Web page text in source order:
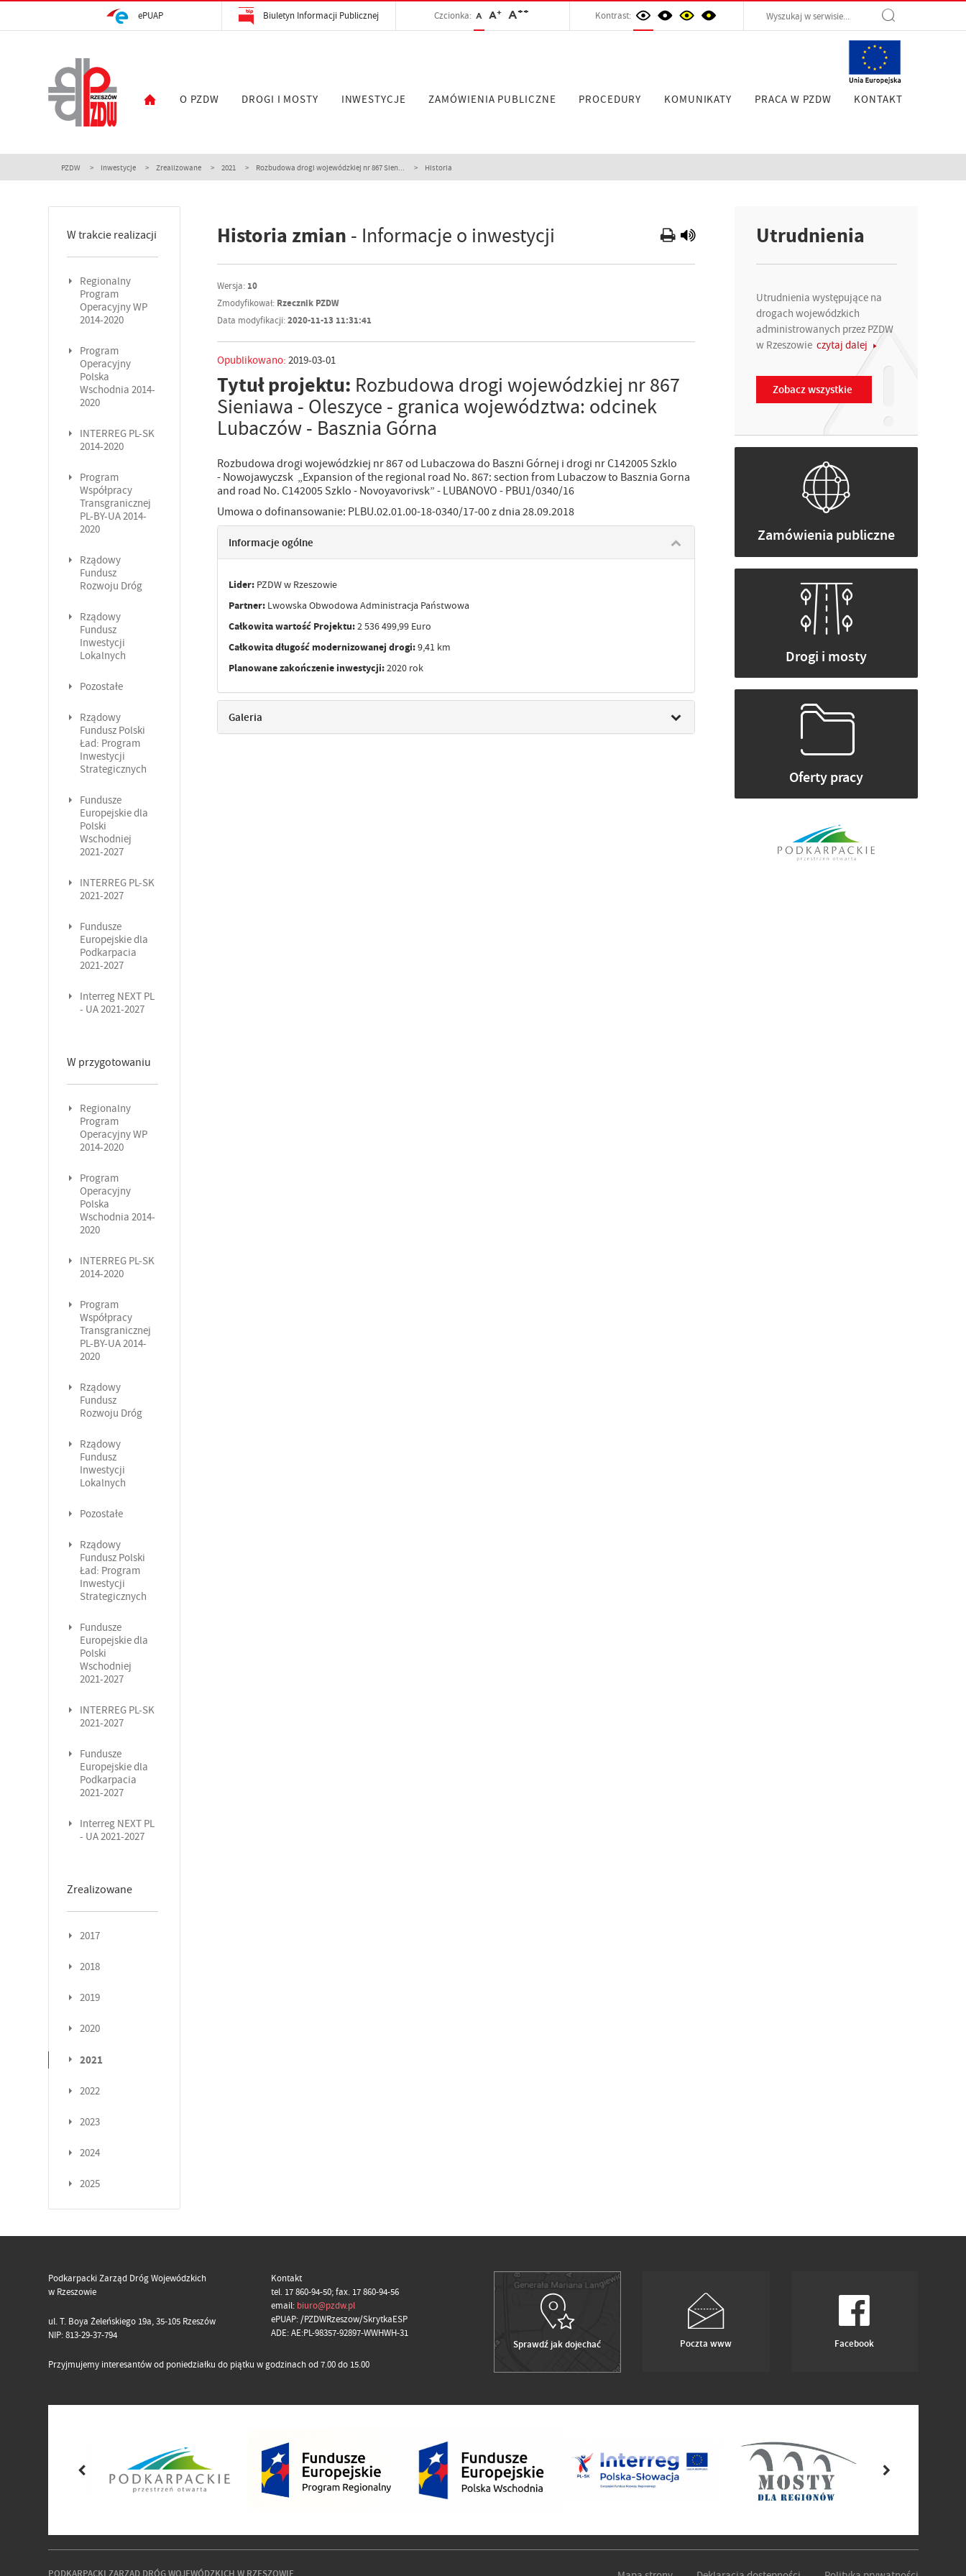
ePUAP Biuletyn Informacji Publicznej Czcionka: A A+ A++ Kontrast:
O PZDW DROGI I MOSTY INWESTYCJE ZAMÓWIENIA PUBLICZNE PROCEDURY KOMUNIKATY PRACA W PZDW KONTAKT
PZDW Inwestycje Zrealizowane 2021 Rozbudowa drogi wojewódzkiej nr 867 Sien... Historia
W trakcie realizacji
Regionalny
Program
Operacyjny WP
2014-2020
Program
Operacyjny
Polska
Wschodnia 2014-
2020
INTERREG PL-SK
2014-2020
Program
Współpracy
Transgranicznej
PL-BY-UA 2014-
2020
Rządowy
Fundusz
Rozwoju Dróg
Rządowy
Fundusz
Inwestycji
Lokalnych
Pozostałe
Rządowy
Fundusz Polski
Ład: Program
Inwestycji
Strategicznych
Fundusze
Europejskie dla
Polski
Wschodniej
2021-2027
INTERREG PL-SK
2021-2027
Fundusze
Europejskie dla
Podkarpacia
2021-2027
Interreg NEXT PL
- UA 2021-2027
W przygotowaniu
Regionalny
Program
Operacyjny WP
2014-2020
Program
Operacyjny
Polska
Wschodnia 2014-
2020
INTERREG PL-SK
2014-2020
Program
Współpracy
Transgranicznej
PL-BY-UA 2014-
2020
Rządowy
Fundusz
Rozwoju Dróg
Rządowy
Fundusz
Inwestycji
Lokalnych
Pozostałe
Rządowy
Fundusz Polski
Ład: Program
Inwestycji
Strategicznych
Fundusze
Europejskie dla
Polski
Wschodniej
2021-2027
INTERREG PL-SK
2021-2027
Fundusze
Europejskie dla
Podkarpacia
2021-2027
Interreg NEXT PL
- UA 2021-2027
Zrealizowane
2017
2018
2019
2020
2021
2022
2023
2024
2025
Historia zmian - Informacje o inwestycji
Wersja: 10
Zmodyfikował: Rzecznik PZDW
Data modyfikacji:2020-11-13 11:31:41
Opublikowano: 2019-03-01
Tytuł projektu: Rozbudowa drogi wojewódzkiej nr 867
Sieniawa - Oleszyce - granica województwa: odcinek
Lubaczów - Basznia Górna
Rozbudowa drogi wojewódzkiej nr 867 od Lubaczowa do Baszni Górnej i drogi nr C142005 Szklo
- Nowojawyczsk „Expansion of the regional road No. 867: section from Lubaczow to Basznia Gorna
and road No. C142005 Szklo - Novoyavorivsk” - LUBANOVO - PBU1/0340/16
Umowa o dofinansowanie: PLBU.02.01.00-18-0340/17-00 z dnia 28.09.2018
Informacje ogólne
Lider: PZDW w Rzeszowie
Partner: Lwowska Obwodowa Administracja Państwowa
Całkowita wartość Projektu:2 536 499,99 Euro
Całkowita długość modernizowanej drogi:9,41 km
Planowane zakończenie inwestycji:2020 rok
Galeria
Utrudnienia
Utrudnienia występujące na
drogach wojewódzkich
administrowanych przez PZDW
w Rzeszowie czytaj dalej
Zobacz wszystkie
Zamówienia publiczne
Drogi i mosty
Oferty pracy
Podkarpacki Zarząd Dróg Wojewódzkich
w Rzeszowie
ul. T. Boya Żeleńskiego 19a, 35-105 Rzeszów
NIP: 813-29-37-794
Kontakt
tel. 17 860-94-50; fax. 17 860-94-56
email: biuro@pzdw.pl
ePUAP: /PZDWRzeszow/SkrytkaESP
ADE: AE:PL-98357-92897-WWHWH-31
Przyjmujemy interesantów od poniedziałku do piątku w godzinach od 7.00 do 15.00
Sprawdź jak dojechać Poczta www Facebook